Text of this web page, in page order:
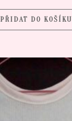
PŘIDAT DO KOŠÍKU